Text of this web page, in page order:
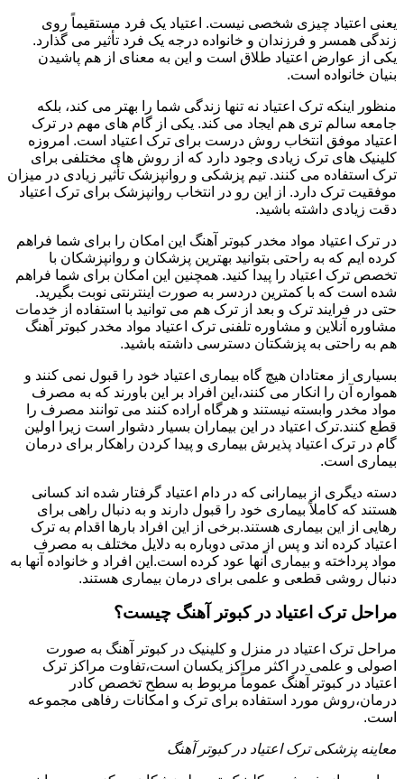
یعنی اعتیاد چیزی شخصی نیست. اعتیاد یک فرد مستقیماً روی
زندگی همسر و فرزندان و خانواده درجه یک فرد تأثیر می گذارد.
یکی از عوارض اعتیاد طلاق است و این به معنای از هم پاشیدن
بنیان خانواده است.
منظور اینکه ترک اعتیاد نه تنها زندگی شما را بهتر می کند، بلکه
جامعه سالم تری هم ایجاد می کند. یکی از گام های مهم در ترک
اعتیاد موفق انتخاب روش درست برای ترک اعتیاد است. امروزه
کلینیک های ترک زیادی وجود دارد که از روش های مختلفی برای
ترک استفاده می کنند. تیم پزشکی و روانپزشک تأثیر زیادی در میزان
موفقیت ترک دارد. از این رو در انتخاب روانپزشک برای ترک اعتیاد
دقت زیادی داشته باشید.
در ترک اعتیاد مواد مخدر کبوتر آهنگ این امکان را برای شما فراهم
کرده ایم که به راحتی بتوانید بهترین پزشکان و روانپزشکان با
تخصص ترک اعتیاد را پیدا کنید. همچنین این امکان برای شما فراهم
شده است که با کمترین دردسر به صورت اینترنتی نوبت بگیرید.
حتی در فرایند ترک و بعد از ترک هم می توانید با استفاده از خدمات
مشاوره آنلاین و مشاوره تلفنی ترک اعتیاد مواد مخدر کبوتر آهنگ
هم به راحتی به پزشکتان دسترسی داشته باشید.
بسیاری از معتادان هیچ گاه بیماری اعتیاد خود را قبول نمی کنند و
همواره آن را انکار می کنند،این افراد بر این باورند که به مصرف
مواد مخدر وابسته نیستند و هرگاه اراده کنند می توانند مصرف را
قطع کنند.ترک اعتیاد در این بیماران بسیار دشوار است زیرا اولین
گام در ترک اعتیاد پذیرش بیماری و پیدا کردن راهکار برای درمان
بیماری است.
دسته دیگری از بیمارانی که در دام اعتیاد گرفتار شده اند کسانی
هستند که کاملاً بیماری خود را قبول دارند و به دنبال راهی برای
رهایی از این بیماری هستند.برخی از این افراد بارها اقدام به ترک
اعتیاد کرده اند و پس از مدتی دوباره به دلایل مختلف به مصرف
مواد پرداخته و بیماری آنها عود کرده است.این افراد و خانواده آنها به
دنبال روشی قطعی و علمی برای درمان بیماری هستند.
مراحل ترک اعتیاد در کبوتر آهنگ چیست؟
مراحل ترک اعتیاد در منزل و کلینیک در کبوتر آهنگ به صورت
اصولی و علمی در اکثر مراکز یکسان است،تفاوت مراکز ترک
اعتیاد در کبوتر آهنگ عموماً مربوط به سطح تخصص کادر
درمان،روش مورد استفاده برای ترک و امکانات رفاهی مجموعه
است.
معاینه پزشکی ترک اعتیاد در کبوتر آهنگ